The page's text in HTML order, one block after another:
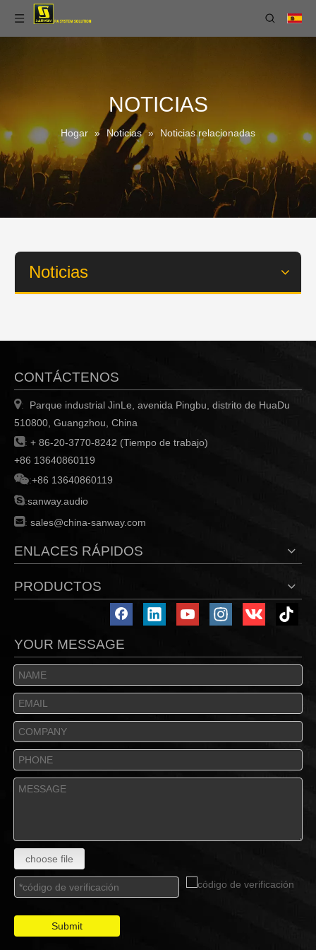
NOTICIAS
Hogar » Noticias » Noticias relacionadas
Noticias
CONTÁCTENOS
:
Parque industrial JinLe, avenida Pingbu, distrito de HuaDu
510800, Guangzhou, China
: + 86-20-3770-8242 (Tiempo de trabajo)
+86 13640860119
:+86 13640860119
:sanway.audio
: sales@china-sanway.com
ENLACES RÁPIDOS
PRODUCTOS
YOUR MESSAGE
choose file
Submit